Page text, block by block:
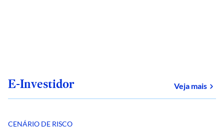
E-Investidor Veja mais
CENÁRIO DE RISCO